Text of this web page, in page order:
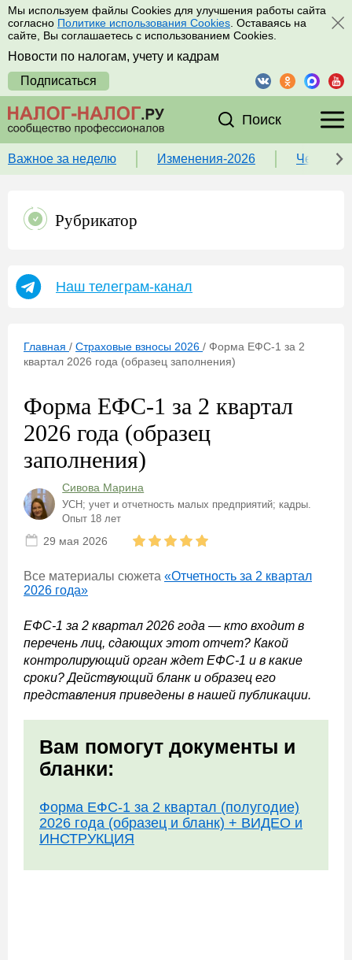
Мы используем файлы Cookies для улучшения работы сайта
согласно Политике использования Cookies . Оставаясь на
сайте, Вы соглашаетесь с использованием Cookies.
Новости по налогам, учету и кадрам
Подписаться
Поиск
Важное за неделю Изменения-2026 Чек-
Рубрикатор
Наш телеграм-канал
Главная / Страховые взносы 2026 / Форма ЕФС-1 за 2
квартал 2026 года (образец заполнения)
Форма ЕФС-1 за 2 квартал
2026 года (образец
заполнения)
Сивова Марина
УСН; учет и отчетность малых предприятий; кадры.
Опыт 18 лет
29 мая 2026
Все материалы сюжета «Отчетность за 2 квартал
2026 года»
ЕФС-1 за 2 квартал 2026 года — кто входит в
перечень лиц, сдающих этот отчет? Какой
контролирующий орган ждет ЕФС-1 и в какие
сроки? Действующий бланк и образец его
представления приведены в нашей публикации.
Вам помогут документы и
бланки:
Форма ЕФС-1 за 2 квартал (полугодие)
2026 года (образец и бланк) + ВИДЕО и
ИНСТРУКЦИЯ